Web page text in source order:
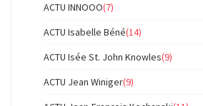
ACTU INNOOO(7)
ACTU Isabelle Béné(14)
ACTU Isée St. John Knowles(9)
ACTU Jean Winiger(9)